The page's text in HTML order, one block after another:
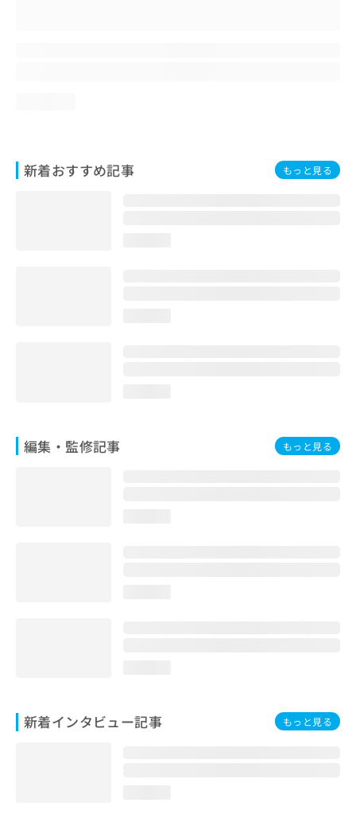
新着おすすめ記事 もっと見る
編集・監修記事 もっと見る
新着インタビュー記事 もっと見る